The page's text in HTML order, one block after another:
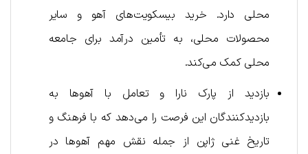
محلی دارد. خرید بیسکویت‌های آهو و سایر
محصولات محلی، به تأمین درآمد برای جامعه
محلی کمک می‌کند.
بازدید از پارک نارا و تعامل با آهوها به
بازدیدکنندگان این فرصت را می‌دهد که با فرهنگ و
تاریخ غنی ژاپن از جمله نقش مهم آهوها در